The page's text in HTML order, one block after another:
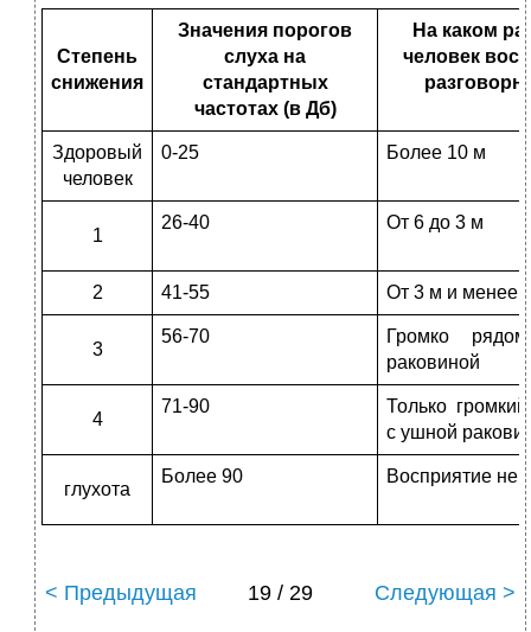
Степень
снижения
Значения порогов
слуха на
стандартных
частотах (в Дб)
На каком
человек
Здоровый
человек
0-25 Более 10 м
1
26-40 От 6 до 3 м
2 41-55 От 3 м и менее
3
56-70
Громко
раковиной
4
71-90
Только
с ушной
глухота
Более 90 Восприятие
< Предыдущая 19 / 29 Следующая >